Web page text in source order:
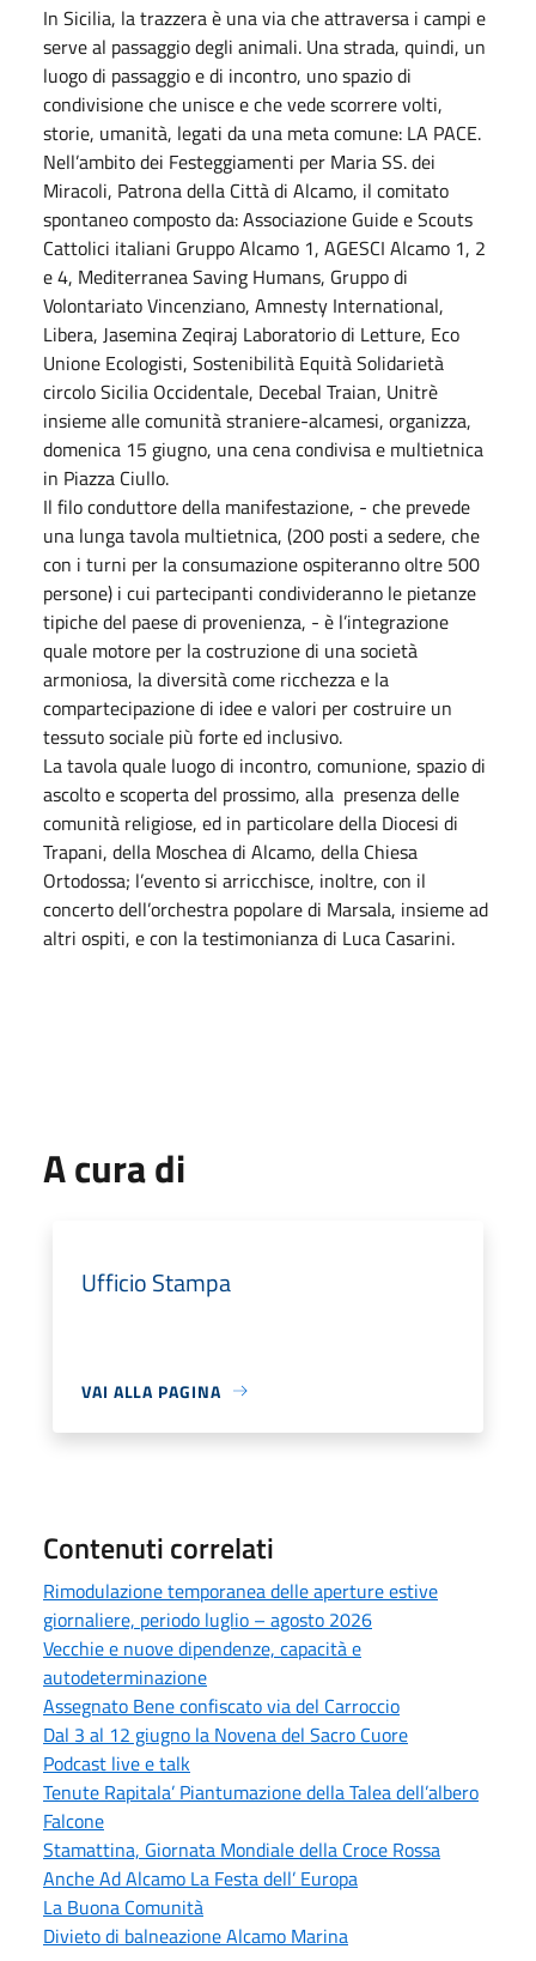
In Sicilia, la trazzera è una via che attraversa i campi e
serve al passaggio degli animali. Una strada, quindi, un
luogo di passaggio e di incontro, uno spazio di
condivisione che unisce e che vede scorrere volti,
storie, umanità, legati da una meta comune: LA PACE.
Nell’ambito dei Festeggiamenti per Maria SS. dei
Miracoli, Patrona della Città di Alcamo, il comitato
spontaneo composto da: Associazione Guide e Scouts
Cattolici italiani Gruppo Alcamo 1, AGESCI Alcamo 1, 2
e 4, Mediterranea Saving Humans, Gruppo di
Volontariato Vincenziano, Amnesty International,
Libera, Jasemina Zeqiraj Laboratorio di Letture, Eco
Unione Ecologisti, Sostenibilità Equità Solidarietà
circolo Sicilia Occidentale, Decebal Traian, Unitrè
insieme alle comunità straniere-alcamesi, organizza,
domenica 15 giugno, una cena condivisa e multietnica
in Piazza Ciullo.
Il filo conduttore della manifestazione, - che prevede
una lunga tavola multietnica, (200 posti a sedere, che
con i turni per la consumazione ospiteranno oltre 500
persone) i cui partecipanti condivideranno le pietanze
tipiche del paese di provenienza, - è l’integrazione
quale motore per la costruzione di una società
armoniosa, la diversità come ricchezza e la
compartecipazione di idee e valori per costruire un
tessuto sociale più forte ed inclusivo.
La tavola quale luogo di incontro, comunione, spazio di
ascolto e scoperta del prossimo, alla presenza delle
comunità religiose, ed in particolare della Diocesi di
Trapani, della Moschea di Alcamo, della Chiesa
Ortodossa; l’evento si arricchisce, inoltre, con il
concerto dell’orchestra popolare di Marsala, insieme ad
altri ospiti, e con la testimonianza di Luca Casarini.
A cura di
Ufficio Stampa
VAI ALLA PAGINA
Contenuti correlati
Rimodulazione temporanea delle aperture estive
giornaliere, periodo luglio – agosto 2026
Vecchie e nuove dipendenze, capacità e
autodeterminazione
Assegnato Bene confiscato via del Carroccio
Dal 3 al 12 giugno la Novena del Sacro Cuore
Podcast live e talk
Tenute Rapitala’ Piantumazione della Talea dell’albero
Falcone
Stamattina, Giornata Mondiale della Croce Rossa
Anche Ad Alcamo La Festa dell’ Europa
La Buona Comunità
Divieto di balneazione Alcamo Marina